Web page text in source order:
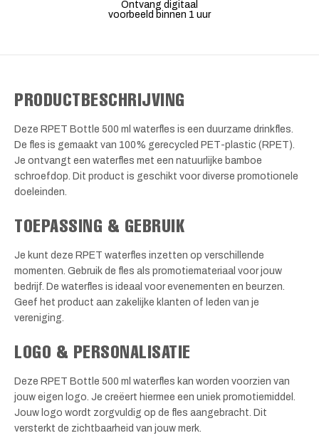
Ontvang digitaal
voorbeeld binnen 1 uur
PRODUCTBESCHRIJVING
Deze RPET Bottle 500 ml waterfles is een duurzame drinkfles.
De fles is gemaakt van 100% gerecycled PET-plastic (RPET).
Je ontvangt een waterfles met een natuurlijke bamboe
schroefdop. Dit product is geschikt voor diverse promotionele
doeleinden.
TOEPASSING & GEBRUIK
Je kunt deze RPET waterfles inzetten op verschillende
momenten. Gebruik de fles als promotiemateriaal voor jouw
bedrijf. De waterfles is ideaal voor evenementen en beurzen.
Geef het product aan zakelijke klanten of leden van je
vereniging.
LOGO & PERSONALISATIE
Deze RPET Bottle 500 ml waterfles kan worden voorzien van
jouw eigen logo. Je creëert hiermee een uniek promotiemiddel.
Jouw logo wordt zorgvuldig op de fles aangebracht. Dit
versterkt de zichtbaarheid van jouw merk.